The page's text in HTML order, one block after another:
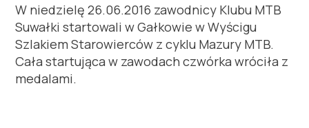
W niedzielę 26.06.2016 zawodnicy Klubu MTB
Suwałki startowali w Gałkowie w Wyścigu
Szlakiem Starowierców z cyklu Mazury MTB.
Cała startująca w zawodach czwórka wróciła z
medalami.